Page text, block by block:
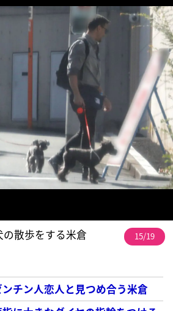
散歩をする米倉 15/19
ンチン人恋人と見つめ合う米倉